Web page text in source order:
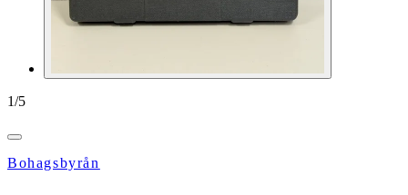
1/5
Bohagsbyrån